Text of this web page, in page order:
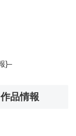
}–
品情報